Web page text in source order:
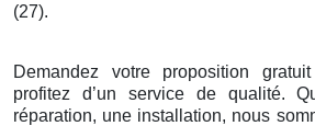
(27).
Demandez votre proposition
profitez d’un service de qualité.
réparation, une installation, nous